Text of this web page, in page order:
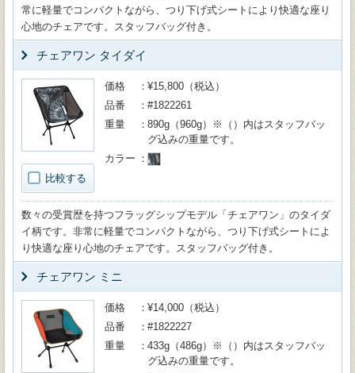
常に軽量でコンパクトながら、つり下げ式シートにより快適な座り
心地のチェアです。スタッフバッグ付き。
チェアワン タイダイ
比較する
価格
¥15,800（税込）
品番
#1822261
重量
890g（960g）※（）内はスタッフバッ
グ込みの重量です。
カラー
数々の受賞歴を持つフラッグシップモデル「チェアワン」のタイダ
イ柄です。非常に軽量でコンパクトながら、つり下げ式シートによ
り快適な座り心地のチェアです。スタッフバッグ付き。
チェアワン ミニ
価格
¥14,000（税込）
品番
#1822227
重量
433g（486g）※（）内はスタッフバッ
グ込みの重量です。